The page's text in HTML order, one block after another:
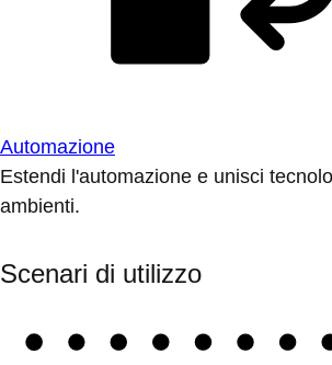
Automazione
Estendi l'automazione e unisci
ambienti.
Scenari di utilizzo